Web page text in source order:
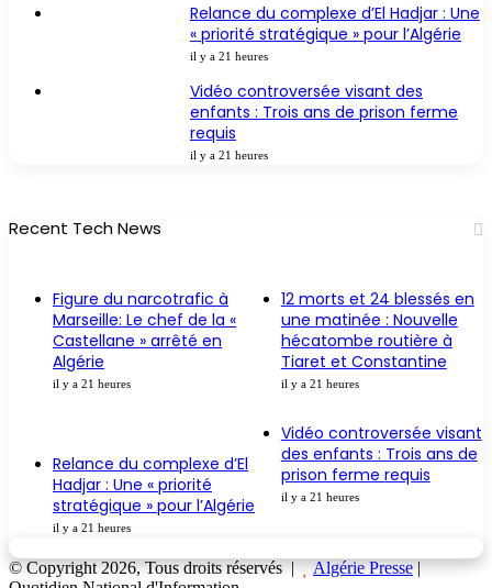
Relance du complexe d’El Hadjar : Une
« priorité stratégique » pour l’Algérie
il y a 21 heures
Vidéo controversée visant des
enfants : Trois ans de prison ferme
requis
il y a 21 heures
Recent Tech News
Figure du narcotrafic à
Marseille: Le chef de la «
Castellane » arrêté en
Algérie
il y a 21 heures
12 morts et 24 blessés en
une matinée : Nouvelle
hécatombe routière à
Tiaret et Constantine
il y a 21 heures
Relance du complexe d’El
Hadjar : Une « priorité
stratégique » pour l’Algérie
il y a 21 heures
Vidéo controversée visant
des enfants : Trois ans de
prison ferme requis
il y a 21 heures
© Copyright 2026, Tous droits réservés | Algérie Presse|